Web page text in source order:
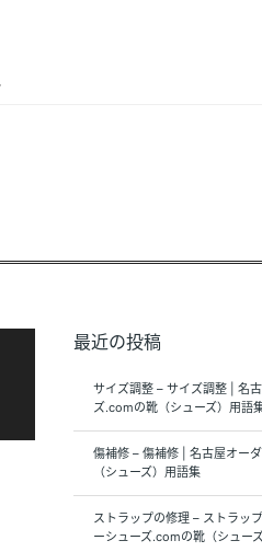
最近の投稿
サイズ調整 – サイズ調整 | 名
ズ.comの靴（シューズ）用語
傷補修 – 傷補修 | 名古屋オー
（シューズ）用語集
ストラップの修理 – ストラッ
ーシューズ.comの靴（シュー